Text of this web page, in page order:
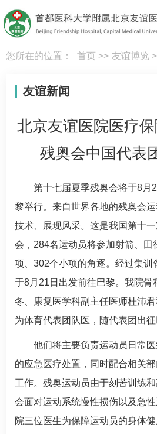
您所在的位置： 首页 >> 友谊博览
友谊新闻
北京友谊医院医疗
残奥会中国代表
第十七届夏季残奥会将于8月
黎举行。来自世界各地的残奥会
技术、展现风采。这是我国第十
会，284名运动员将参加射箭、田
项、302个小项的角逐。经过集训
于8月21日出发前往巴黎。我院骨
冬
康复医学科副主任医师桂沛君
为体育代表团队医，随代表团出征
他们将主要负责运动员日常
的应急医疗处置，同时配合相关
工作。残奥运动员由于刻苦训练
会面对运动系统慢性损伤以及急
院三位医生为保障运动员的身体